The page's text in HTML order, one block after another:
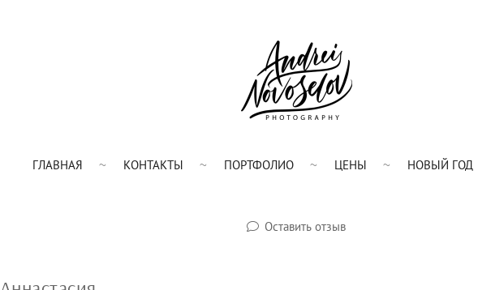
ГЛАВНАЯ КОНТАКТЫ ПОРТФОЛИО ЦЕНЫ НОВЫЙ ГОД
Оставить отзыв